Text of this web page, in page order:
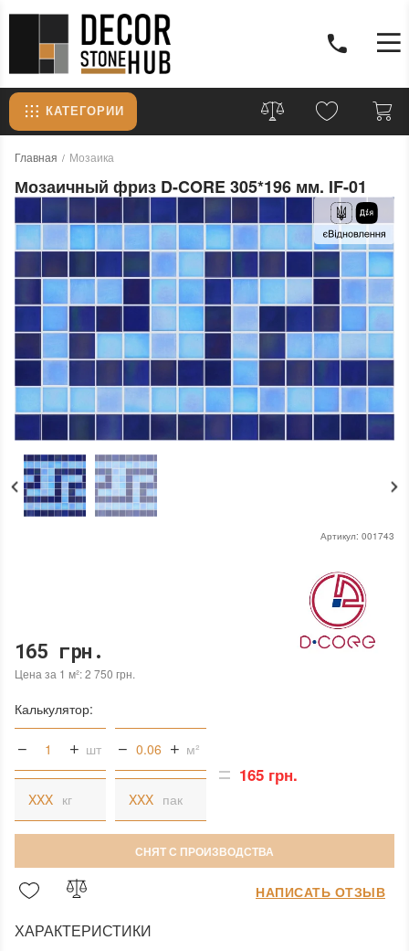
КАТЕГОРИИ
Главная Мозаика
Мозаичный фриз D-CORE 305*196 мм. IF-01
Артикул: 001743
165 грн.
Цена за 1 м²: 2 750 грн.
Калькулятор:
шт м²
кг пак
165 грн.
СНЯТ С ПРОИЗВОДСТВА
ХАРАКТЕРИСТИКИ
НАПИСАТЬ ОТЗЫВ